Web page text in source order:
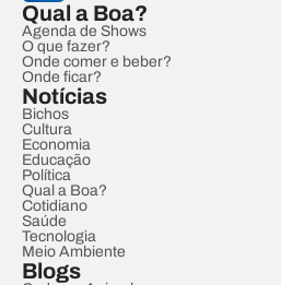
Qual a Boa?
Agenda de Shows
O que fazer?
Onde comer e beber?
Onde ficar?
Notícias
Bichos
Cultura
Economia
Educação
Política
Qual a Boa?
Cotidiano
Saúde
Tecnologia
Meio Ambiente
Blogs